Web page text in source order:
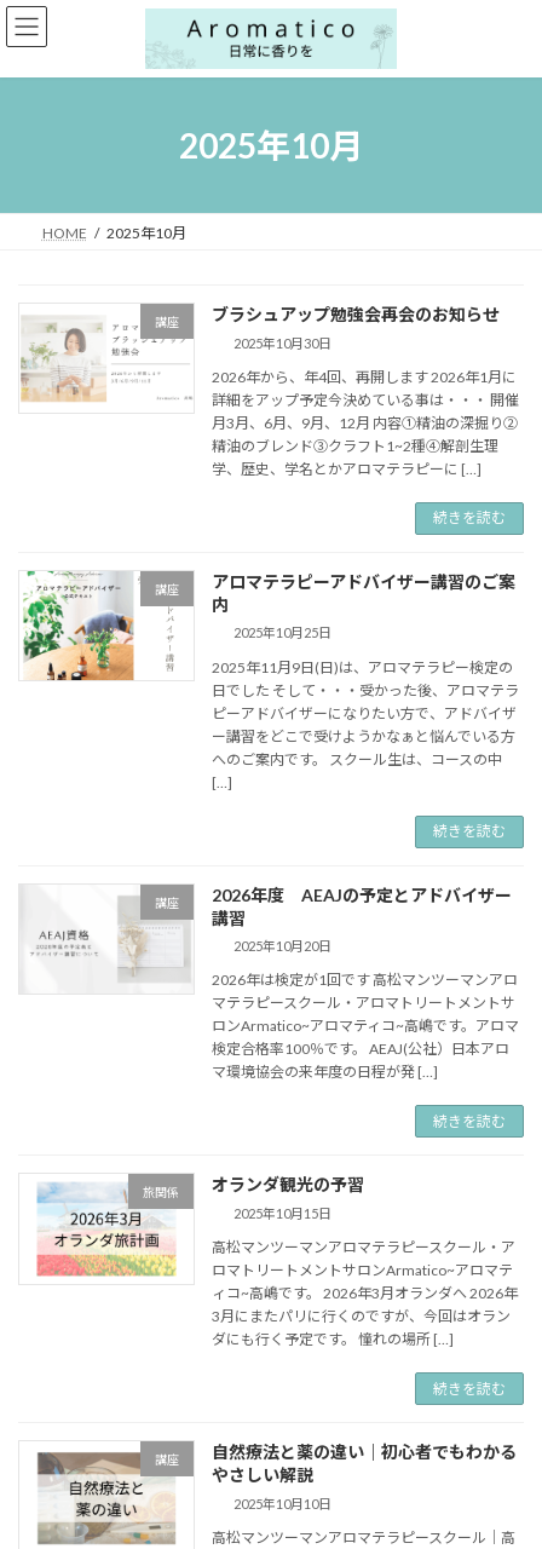
コ
ン
ン
ナ
ビ
ー
2025年10月
HOME 2025年10月
講座 ブラシュアップ勉強会再会のお知らせ
2025年10月30日
2026年から、年4回、再開します 2026年1月に
詳細をアップ予定今決めている事は・・・ 開催
月3月、6月、9月、12月 内容①精油の深掘り➁
精油のブレンド③クラフト1~2種④解剖生理
学、歴史、学名とかアロマテラピーに […]
続きを読む
講座
アロマテラピーアドバイザー講習のご案
内
2025年10月25日
2025年11月9日(日)は、アロマテラピー検定の
日でした そして・・・受かった後、アロマテラ
ピーアドバイザーになりたい方で、アドバイザ
ー講習をどこで受けようかなぁと悩んでいる方
へのご案内です。 スクール生は、コースの中
[…]
続きを読む
講座
2026年度 AEAJの予定とアドバイザー
講習
2025年10月20日
2026年は検定が1回です 高松マンツーマンアロ
マテラピースクール・アロマトリートメントサ
ロンArmatico~アロマティコ~高嶋です。アロマ
検定合格率100％です。 AEAJ(公社）日本アロ
マ環境協会の来年度の日程が発 […]
続きを読む
旅関係 オランダ観光の予習
2025年10月15日
高松マンツーマンアロマテラピースクール・ア
ロマトリートメントサロンArmatico~アロマテ
ィコ~高嶋です。 2026年3月オランダへ 2026年
3月にまたパリに行くのですが、今回はオラン
ダにも行く予定です。 憧れの場所 […]
続きを読む
講座
自然療法と薬の違い｜初心者でもわかる
やさしい解説
2025年10月10日
高松マンツーマンアロマテラピースクール｜高